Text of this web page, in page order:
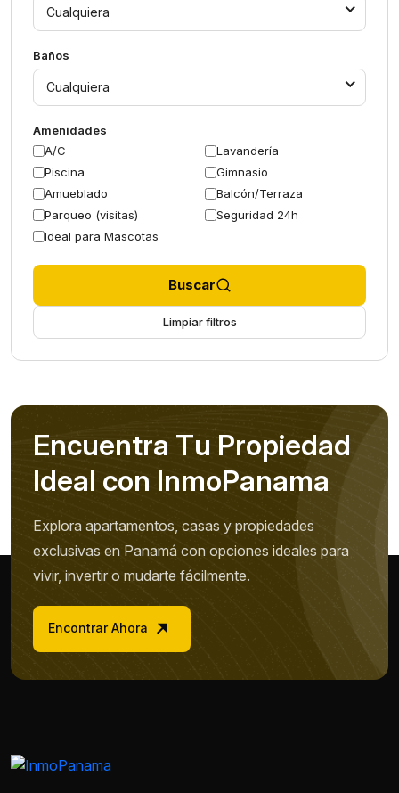
Cualquiera
Baños
Cualquiera
Amenidades
A/C
Lavandería
Piscina
Gimnasio
Amueblado
Balcón/Terraza
Parqueo (visitas)
Seguridad 24h
Ideal para Mascotas
Buscar
Limpiar filtros
Encuentra Tu Propiedad
Ideal con InmoPanama
Explora apartamentos, casas y propiedades
exclusivas en Panamá con opciones ideales para
vivir, invertir o mudarte fácilmente.
Encontrar Ahora